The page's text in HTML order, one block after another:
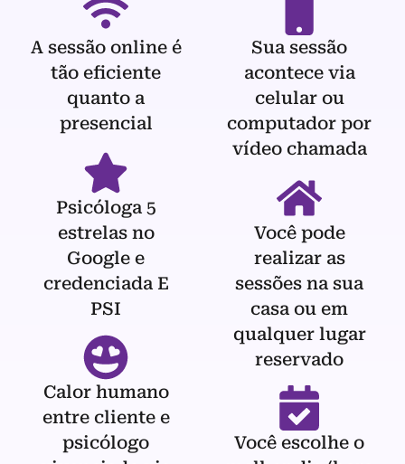
A sessão online é
tão eficiente
quanto a
presencial
Psicóloga 5
estrelas no
Google e
credenciada E
PSI
Calor humano
entre cliente e
psicólogo
Sua sessão
acontece via
celular ou
computador por
vídeo chamada
Você pode
realizar as
sessões na sua
casa ou em
qualquer lugar
reservado
Você escolhe o